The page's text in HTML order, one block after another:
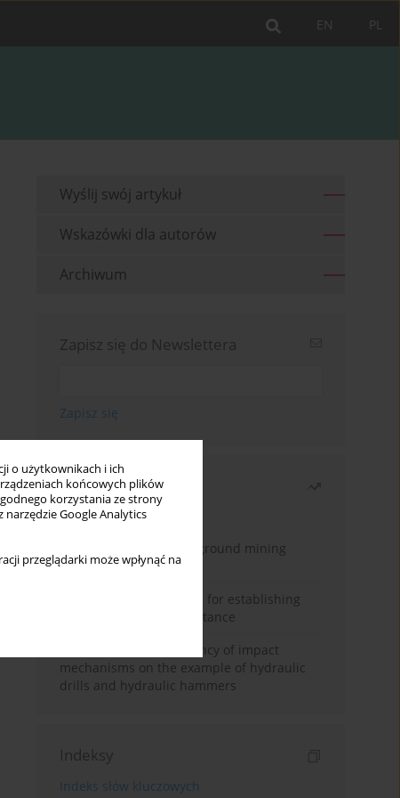
o użytkownikach i ich
końcowych plików
korzystania ze strony
narzędzie Google Analytics
przeglądarki może wpłynąć na
PL
EN
Wyślij swój artykuł
Wskazówki dla autorów
Archiwum
Zapisz się do Newslettera
Najczęściej czytane
Miesiąc
Rok
Methodology for underground mining
method selection
New theoretical method for establishing
indentation rolling resistance
Evaluation of the efficiency of impact
mechanisms on the example of hydraulic
drills and hydraulic hammers
Indeksy
Indeks słów kluczowych